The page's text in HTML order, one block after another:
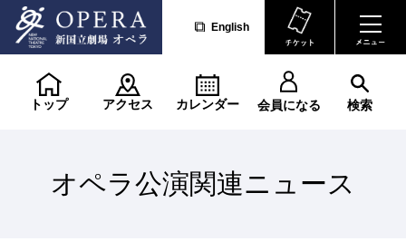
English
トップ アクセス カレンダー 会員になる 検索
オペラ公演関連ニュース